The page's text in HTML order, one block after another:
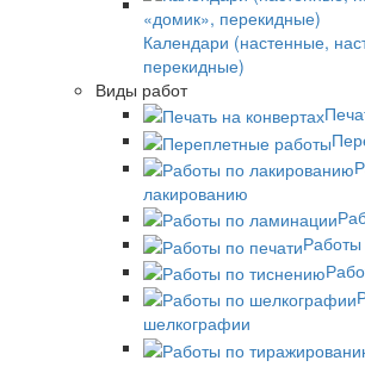
Календари (настенные,
перекидные)
Виды работ
лакированию
Работы
шелкографии